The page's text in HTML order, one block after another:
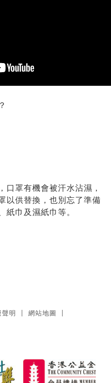
口罩有機會被汗水沾濕，
以供替換，也別忘了準備
紙巾及濕紙巾等。
明
網站地圖